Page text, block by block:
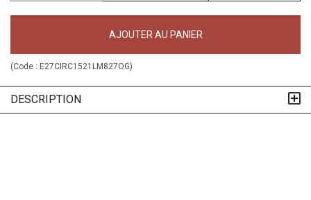
AJOUTER AU PANIER
(Code : E27CIRC1521LM827OG)
DESCRIPTION